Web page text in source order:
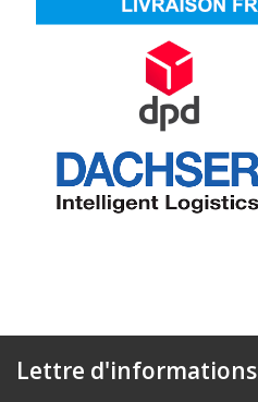
Lettre d'informations